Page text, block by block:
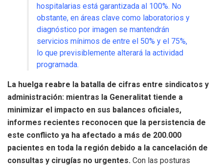
hospitalarias está garantizada al 100%. No
obstante, en áreas clave como laboratorios y
diagnóstico por imagen se mantendrán
servicios mínimos de entre el 50% y el 75%,
lo que previsiblemente alterará la actividad
programada.
La huelga reabre la batalla de cifras entre sindicatos y
administración: mientras la Generalitat tiende a
minimizar el impacto en sus balances oficiales,
informes recientes reconocen que la persistencia de
este conflicto ya ha afectado a más de 200.000
pacientes en toda la región debido a la cancelación de
consultas y cirugías no urgentes. Con las posturas